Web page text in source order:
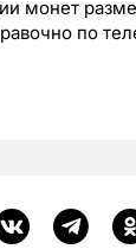
монет
по